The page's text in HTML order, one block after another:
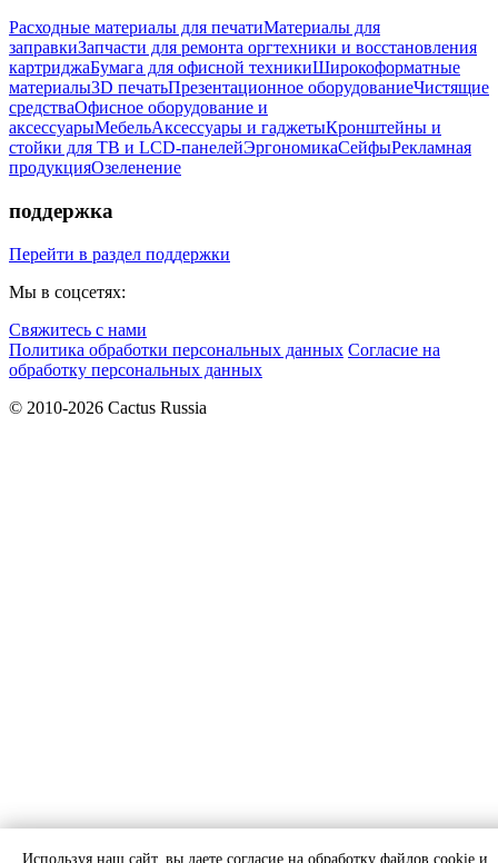
Расходные материалы для печатиМатериалы для
заправкиЗапчасти для ремонта оргтехники и восстановления
картриджаБумага для офисной техникиШирокоформатные
материалы3D печатьПрезентационное оборудованиеЧистящие
средстваОфисное оборудование и
аксессуарыМебельАксессуары и гаджетыКронштейны и
стойки для ТВ и LCD-панелейЭргономикаСейфыРекламная
продукцияОзеленение
поддержка
Перейти в раздел поддержки
Мы в соцсетях:
Свяжитесь с нами
Политика обработки персональных данных Согласие на
обработку персональных данных
© 2010-2026 Cactus Russia
Используя наш сайт, вы даете согласие на обработку файлов cookie и